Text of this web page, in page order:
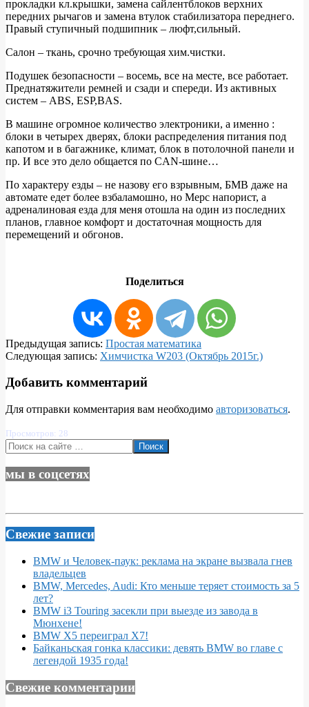
прокладки кл.крышки, замена сайлентблоков верхних
передних рычагов и замена втулок стабилизатора переднего.
Правый ступичный подшипник – люфт,сильный.
Салон – ткань, срочно требующая хим.чистки.
Подушек безопасности – восемь, все на месте, все работает.
Преднатяжители ремней и сзади и спереди. Из активных
систем – ABS, ESP,BAS.
В машине огромное количество электроники, а именно :
блоки в четырех дверях, блоки распределения питания под
капотом и в багажнике, климат, блок в потолочной панели и
пр. И все это дело общается по CAN-шине…
По характеру езды – не назову его взрывным, БМВ даже на
автомате едет более взбаламошно, но Мерс напорист, а
адреналиновая езда для меня отошла на один из последних
планов, главное комфорт и достаточная мощность для
перемещений и обгонов.
Поделиться
2016-
01-
Предыдущая запись: Простая математика
Следующая запись: Химчистка W203 (Октябрь 2015г.)
Добавить комментарий
Для отправки комментария вам необходимо авторизоваться.
Просмотров: 28
Поиск
мы в соцсетях
Свежие записи
BMW и Человек-паук: реклама на экране вызвала гнев
владельцев
BMW, Mercedes, Audi: Кто меньше теряет стоимость за 5
лет?
BMW i3 Touring засекли при выезде из завода в
Мюнхене!
BMW X5 переиграл X7!
Байканьская гонка классики: девять BMW во главе с
легендой 1935 года!
Свежие комментарии